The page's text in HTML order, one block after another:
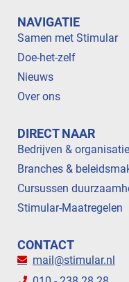
NAVIGATIE
Samen met Stimular
Doe-het-zelf
Nieuws
Over ons
DIRECT NAAR
Bedrijven &
Branches &
Cursussen
Stimular-Maatregelen
CONTACT
mail@stimular.nl